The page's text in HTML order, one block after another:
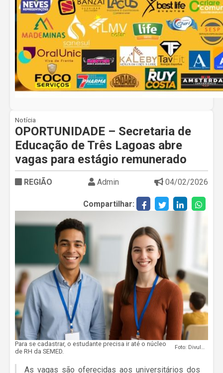
Notícia
OPORTUNIDADE – Secretaria de
Educação de Três Lagoas abre
vagas para estágio remunerado
REGIÃO Admin 04/02/2026
Compartilhar:
Para se cadastrar, o estudante precisa ir até o núcleo
de RH da SEMED.
Foto: Divulgação
As vagas são oferecidas aos universitários dos